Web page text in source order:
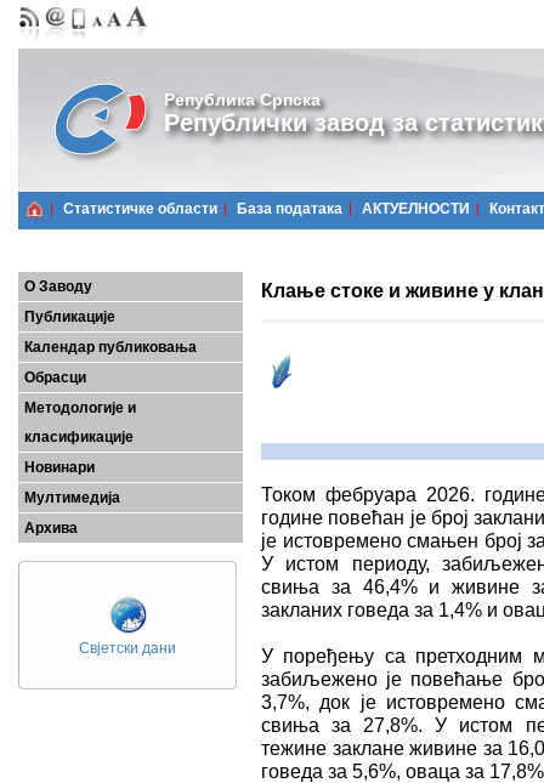
Република Српска
Републички завод за
Статистичке области Базa података АКТУЕЛНОСТИ Контакт
О Заводу
Публикације
Календар публиковања
Обрасци
Методологије и
класификације
Новинари
Мултимедија
Архива
Свјетски дани
Клање стоке и живине у
Током фебруара 2026.
године повећан је број
је истовремено смањен број
У истом периоду,
свиња за 46,4% и живине
закланих говеда за 1,4% и
У поређењу са претходним
забиљежено је повећање
3,7%, док је истовремено
свиња за 27,8%. У истом
тежине заклане живине за
говеда за 5,6%, оваца за